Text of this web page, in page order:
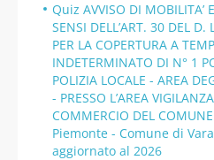
Quiz AVVISO DI MOBILITA’
SENSI DELL’ART. 30 DEL
PER LA COPERTURA A
INDETERMINATO DI N° 1
POLIZIA LOCALE - AREA
- PRESSO L’AREA
COMMERCIO DEL
Piemonte - Comune di
aggiornato al 2026